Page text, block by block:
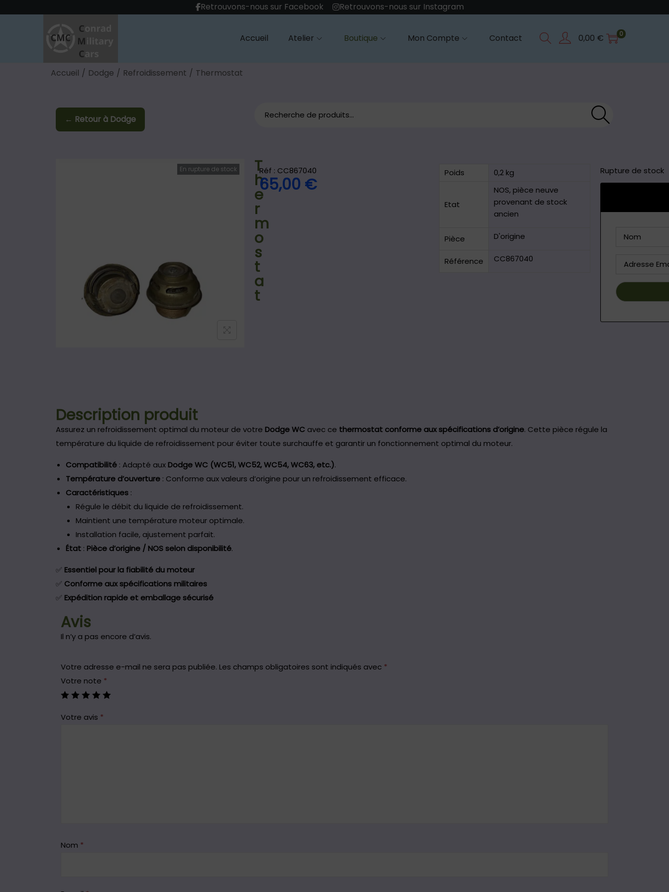
Retrouvons-nous sur Facebook Retrouvons-nous sur Instagram
Accueil Atelier Boutique Mon Compte Contact 0,00 € 0
Accueil / Dodge / Refroidissement / Thermostat
← Retour à Dodge
Reche
rche
En rupture de stock T
h
e
r
m
o
s
t
a
t
Réf : CC867040
65,00 €
Poids 0,2 kg
Etat
NOS, pièce neuve
provenant de stock
ancien
Pièce D'origine
Référence CC867040
Rupture de stock
Description produit
Assurez un refroidissement optimal du moteur de votre Dodge WC avec ce thermostat conforme aux spécifications d’origine. Cette pièce régule la
température du liquide de refroidissement pour éviter toute surchauffe et garantir un fonctionnement optimal du moteur.
Compatibilité : Adapté aux Dodge WC (WC51, WC52, WC54, WC63, etc.).
Température d’ouverture : Conforme aux valeurs d’origine pour un refroidissement efficace.
Caractéristiques :
Régule le débit du liquide de refroidissement.
Maintient une température moteur optimale.
Installation facile, ajustement parfait.
État : Pièce d’origine / NOS selon disponibilité.
✅ Essentiel pour la fiabilité du moteur
✅ Conforme aux spécifications militaires
✅ Expédition rapide et emballage sécurisé
Avis
Il n’y a pas encore d’avis.
Votre adresse e-mail ne sera pas publiée. Les champs obligatoires sont indiqués avec *
Votre note *
Votre avis *
Nom *